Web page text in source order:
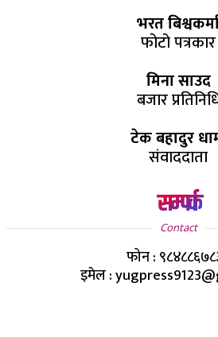
भरत
फोटो पत्रकार
मिना साउद
बजार
टेक बहादुर
संवाददाता
सम्पर्क
Contact
फोन :
इमेल :